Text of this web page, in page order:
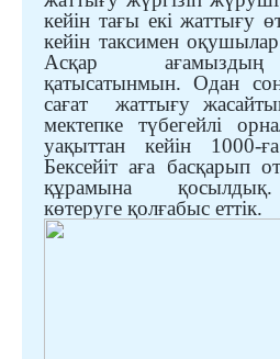
кейін тағы екі жаттығу
кейін таксимен
Асқар
қатысатынмын. Одан
сағат
жаттығу
мектепке түбегейлі
уақыттан кейін 1000-
Бексейіт аға басқарып
құрамына
көтеруге қолғабыс еттік.